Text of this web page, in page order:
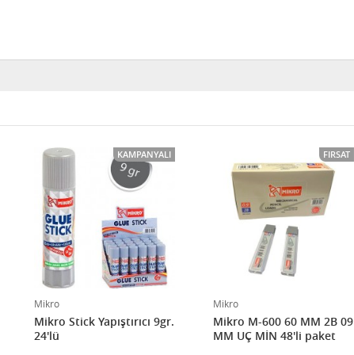
KAMPANYALI
Mikro
Mikro Stick Yapıştırıcı 9gr.
24'lü
FIRSAT
Mikro
Mikro M-600 60 MM 2B 09
MM UÇ MİN 48'li paket